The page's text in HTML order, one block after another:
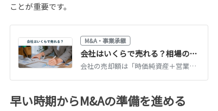
ことが重要です。
M&A・事業承継
会社はいくらで売れる？相場の計算方法と高く売るための戦略
会社の売却額は「時価純資産＋営業利益2〜5年分」が中小企業の相場です。自社の目安を知る計算方法、価格が上がる会社の条件、相場以上で売る戦略を解説します。
早い時期からM&Aの準備を進める